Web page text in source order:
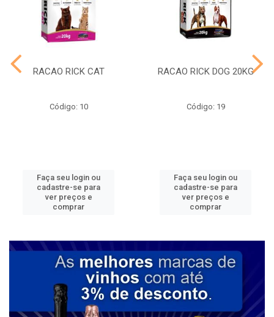
RACAO RICK CAT
Código: 10
Faça seu login ou
cadastre-se para
ver preços e
comprar
RACAO RICK DOG 20KG
Código: 19
Faça seu login ou
cadastre-se para
ver preços e
comprar